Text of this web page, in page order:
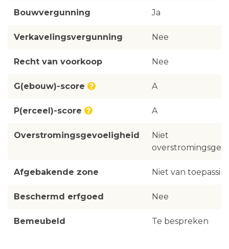
Bouwvergunning Ja
Verkavelingsvergunning Nee
Recht van voorkoop Nee
G(ebouw)-score A
P(erceel)-score A
Overstromingsgevoeligheid
Niet
Afgebakende zone Niet van
Beschermd erfgoed Nee
Bemeubeld Te bespreken